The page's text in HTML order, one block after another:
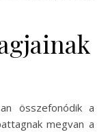
összefonódik a
megvan a